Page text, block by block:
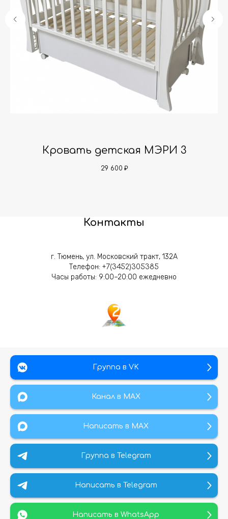
Кровать детская МЭРИ 3
29 600 ₽
Контакты
г. Тюмень, ул. Московский тракт, 132А
Телефон: +7(3452)305385
Часы работы: 9:00–20:00 ежедневно
Группа в VK
Канал в МАХ
Написать в MAX
Группа в Telegram
Написать в Telegram
Написать в WhatsApp